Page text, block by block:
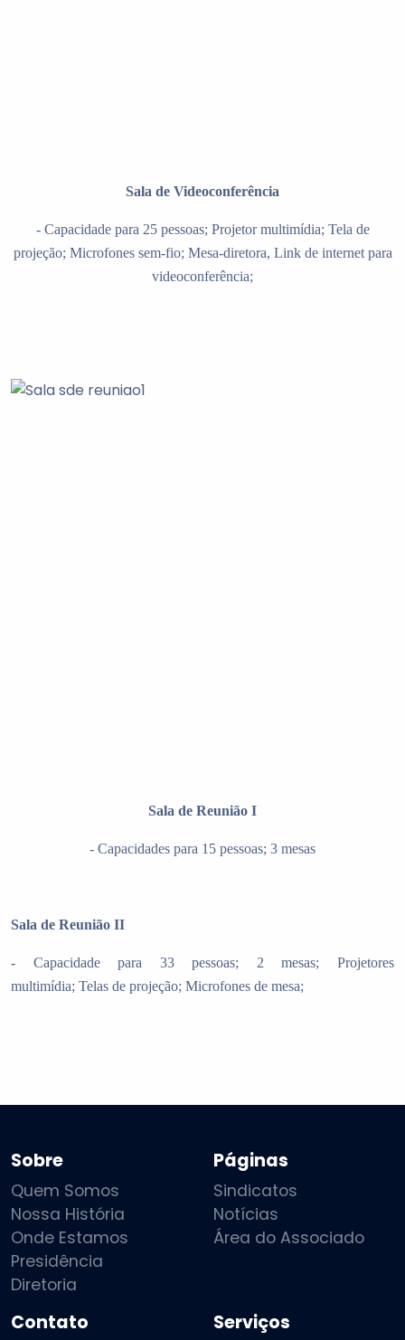
Sala de Videoconferência
- Capacidade para 25 pessoas; Projetor multimídia; Tela de
projeção; Microfones sem-fio; Mesa-diretora, Link de internet para
videoconferência;
Sala de Reunião I
- Capacidades para 15 pessoas; 3 mesas
Sala de Reunião II
- Capacidade para 33 pessoas; 2 mesas;Projetores
multimídia; Telas de projeção; Microfones de mesa;
Sobre
Quem Somos
Nossa História
Onde Estamos
Presidência
Diretoria
Páginas
Sindicatos
Notícias
Área do Associado
Contato Serviços